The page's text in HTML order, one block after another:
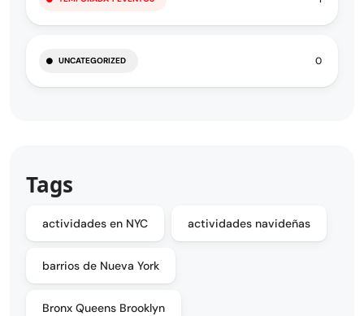
UNCATEGORIZED 0
Tags
actividades en NYC actividades navideñas
barrios de Nueva York
Bronx Queens Brooklyn